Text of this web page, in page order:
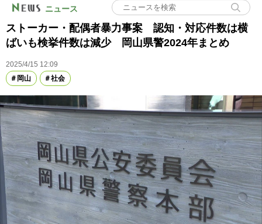
ニュース
ストーカー・配偶者暴力事案 認知・対応件数は横
ばいも検挙件数は減少 岡山県警2024年まとめ
2025/4/15 12:09
岡山
社会